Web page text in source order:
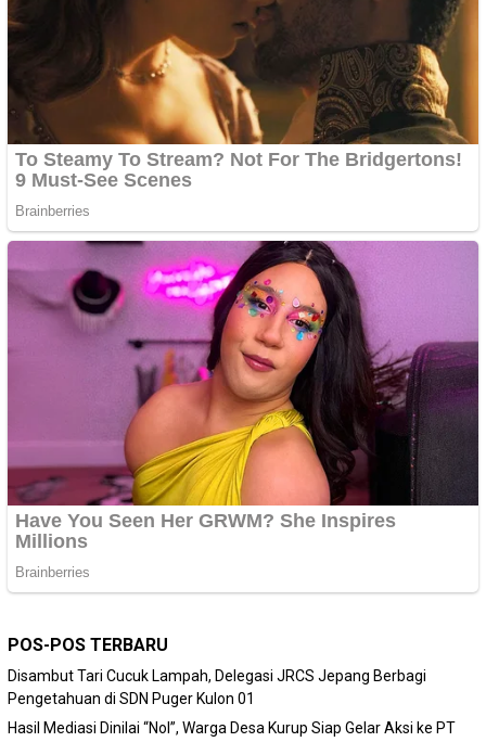
POS-POS TERBARU
Disambut Tari Cucuk Lampah, Delegasi JRCS Jepang Berbagi
Pengetahuan di SDN Puger Kulon 01
Hasil Mediasi Dinilai “Nol”, Warga Desa Kurup Siap Gelar Aksi ke PT